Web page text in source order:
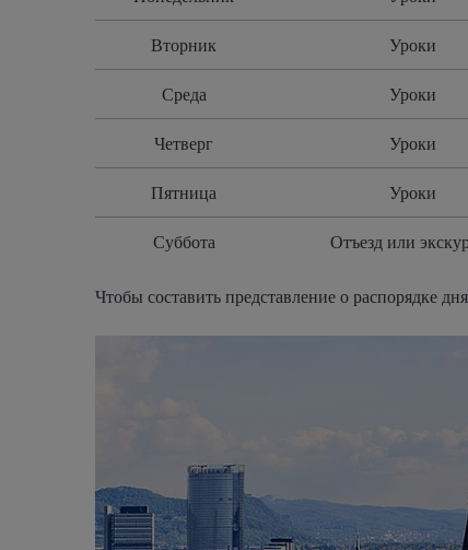
Вторник Уроки
Среда Уроки
Четверг Уроки
Пятница Уроки
Суббота Отъезд или
Чтобы составить представление о распорядке